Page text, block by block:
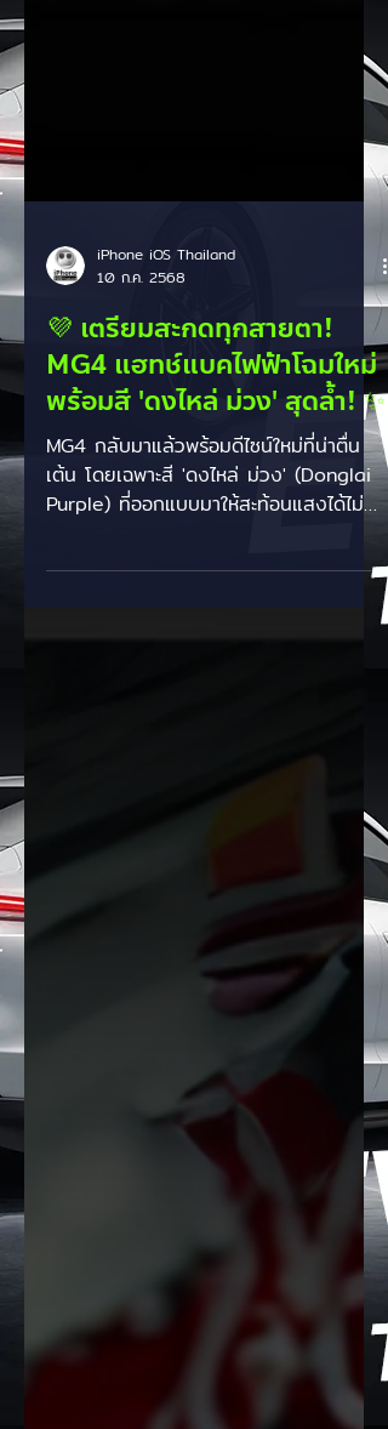
iPhone iOS Thailand
10 ก.ค. 2568
💜 เตรียมสะกดทุกสายตา!
MG4 แฮทช์แบคไฟฟ้าโฉมใหม่
พร้อมสี 'ดงไหล่ ม่วง' สุดล้ำ! ✨
MG4 กลับมาแล้วพร้อมดีไซน์ใหม่ที่น่าตื่น
Purple) ที่ออกแบบมาให้สะท้อนแสงได้ไม่